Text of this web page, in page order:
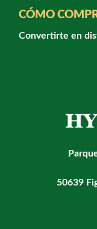
CÓMO
Convertirte en
50639